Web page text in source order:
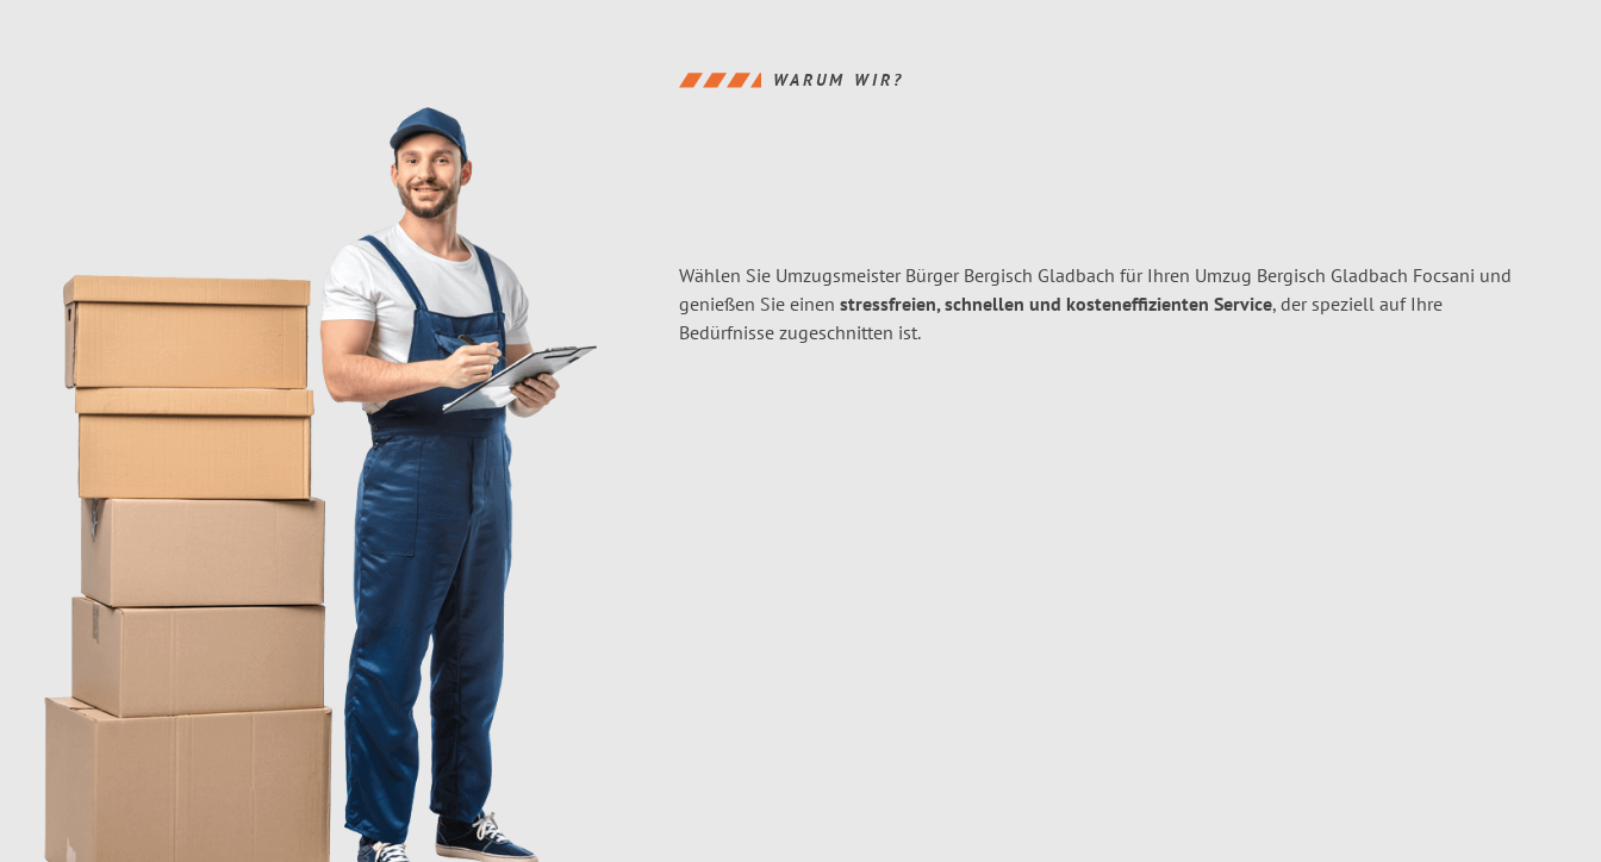
WARUM WIR?
Wählen Sie Umzugsmeister Bürger Bergisch Gladbach für Ihren Umzug Bergisch Gladbach Focsani und
genießen Sie einen stressfreien, schnellen und kosteneffizienten Service, der speziell auf Ihre
Bedürfnisse zugeschnitten ist.